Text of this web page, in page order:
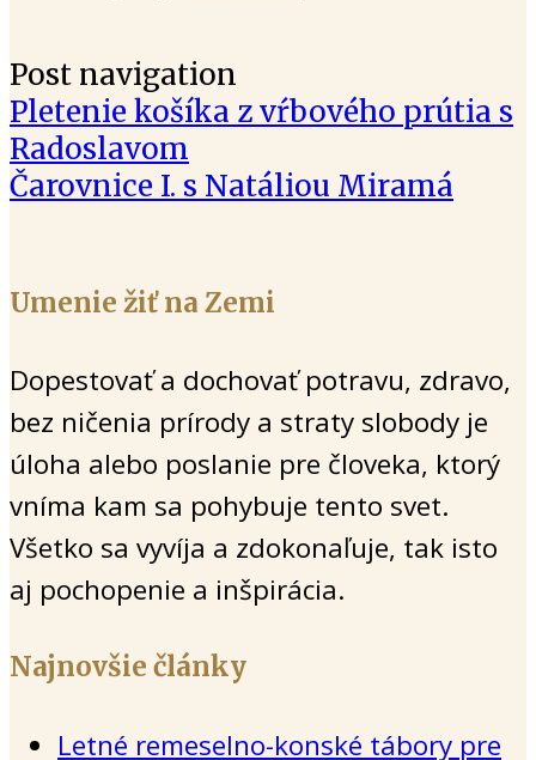
Post navigation
Pletenie košíka z vŕbového prútia s
Radoslavom
Čarovnice I. s Natáliou Miramá
Umenie žiť na Zemi
Dopestovať a dochovať potravu, zdravo,
bez ničenia prírody a straty slobody je
úloha alebo poslanie pre človeka, ktorý
vníma kam sa pohybuje tento svet.
Všetko sa vyvíja a zdokonaľuje, tak isto
aj pochopenie a inšpirácia.
Najnovšie články
Letné remeselno-konské tábory pre